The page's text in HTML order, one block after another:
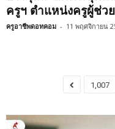
ครูฯ ตำแหน่งครูผู้ช่ว
ครูอาชีพดอทคอม - 11 พฤศจิกายน
1,007